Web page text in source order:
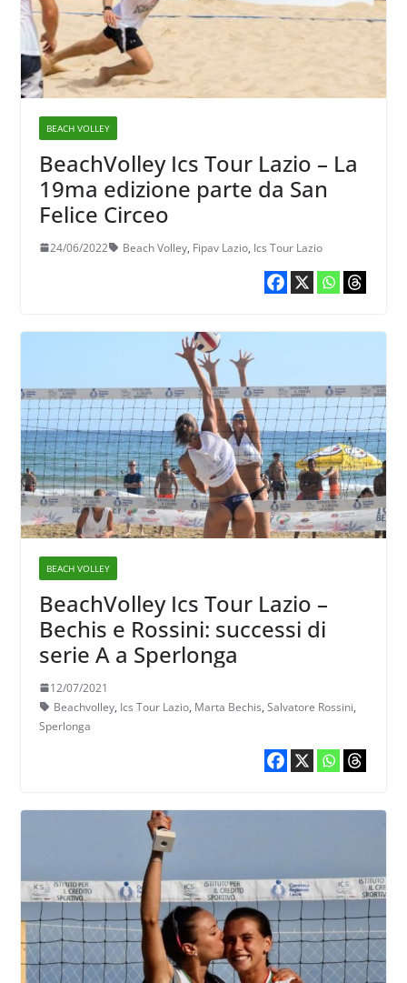
BEACH VOLLEY
BeachVolley Ics Tour Lazio – La
19ma edizione parte da San
Felice Circeo
24/06/2022 Beach Volley, Fipav Lazio, Ics Tour Lazio
BEACH VOLLEY
BeachVolley Ics Tour Lazio –
Bechis e Rossini: successi di
serie A a Sperlonga
12/07/2021
Beachvolley, Ics Tour Lazio, Marta Bechis, Salvatore Rossini,
Sperlonga